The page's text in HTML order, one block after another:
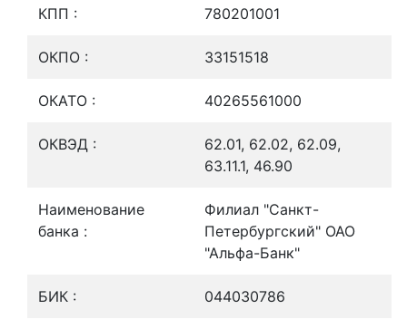
КПП : 780201001
ОКПО : 33151518
ОКАТО : 40265561000
ОКВЭД :
62.01, 62.02, 62.09,
63.11.1, 46.90
Наименование
банка :
Филиал "Санкт-
Петербургский" ОАО
"Альфа-Банк"
БИК : 044030786